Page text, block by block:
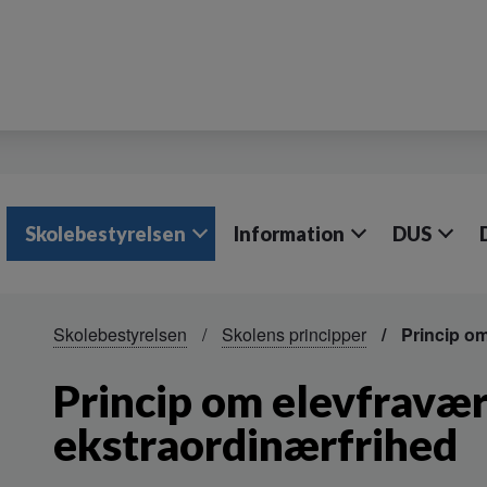
Skolebestyrelsen Information DUS
Skolebestyrelsen Skolens principper Princip
Princip om
ekstraordinærfrihed